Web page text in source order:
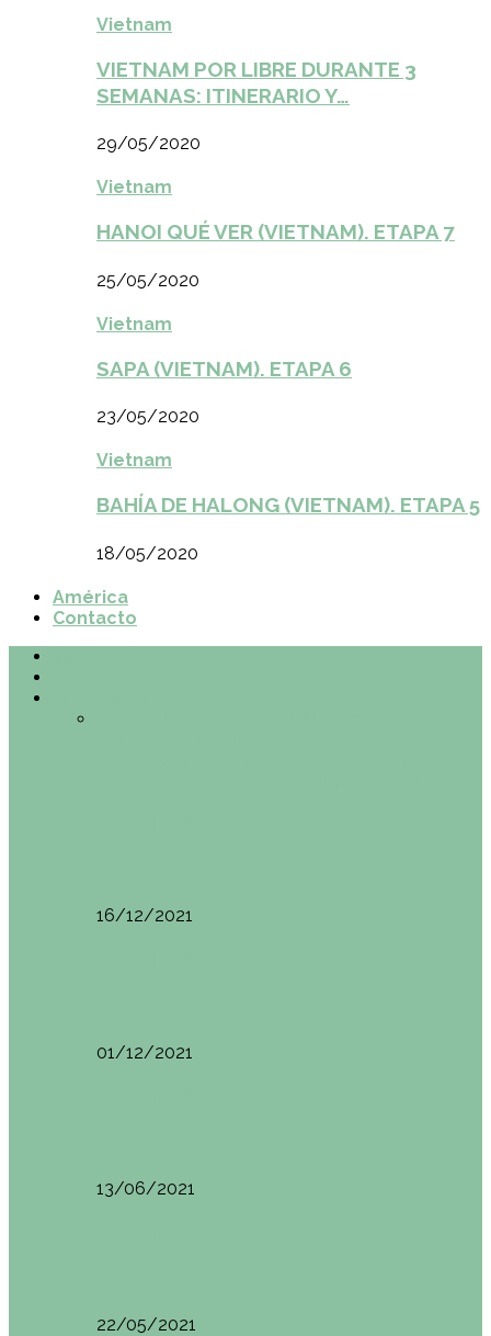
Vietnam
VIETNAM POR LIBRE DURANTE 3
SEMANAS: ITINERARIO Y…
29/05/2020
Vietnam
HANOI QUÉ VER (VIETNAM). ETAPA 7
25/05/2020
Vietnam
SAPA (VIETNAM). ETAPA 6
23/05/2020
Vietnam
BAHÍA DE HALONG (VIETNAM). ETAPA 5
18/05/2020
América
Contacto
16/12/2021
01/12/2021
13/06/2021
22/05/2021